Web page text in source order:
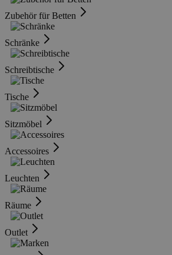
Zubehör für Betten
Schränke
Schreibtische
Tische
Sitzmöbel
Accessoires
Leuchten
Räume
Outlet